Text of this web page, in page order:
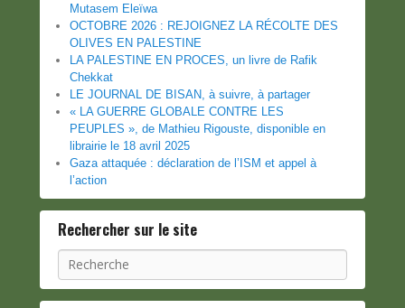
Mutasem Eleïwa
OCTOBRE 2026 : REJOIGNEZ LA RÉCOLTE DES
OLIVES EN PALESTINE
LA PALESTINE EN PROCES, un livre de Rafik
Chekkat
LE JOURNAL DE BISAN, à suivre, à partager
« LA GUERRE GLOBALE CONTRE LES
PEUPLES », de Mathieu Rigouste, disponible en
librairie le 18 avril 2025
Gaza attaquée : déclaration de l’ISM et appel à
l’action
Rechercher sur le site
Recherche